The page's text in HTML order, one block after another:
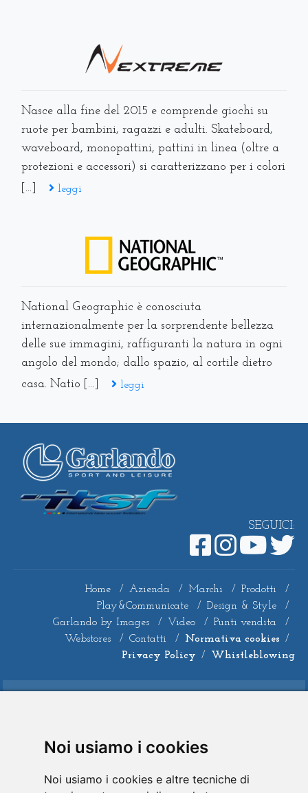
Noi usiamo i cookies
Noi usiamo i cookies e altre tecniche di
Nasce alla fine del 2015 e comprende giochi su
ruote per bambini, ragazzi e adulti. Skateboard,
waveboard, monopattini, pattini in linea (oltre a
protezioni e accessori) si caratterizzano per i colori
[...]
leggi
National Geographic è conosciuta
internazionalmente per la sorprendente bellezza
delle sue immagini, raffiguranti la natura in ogni
angolo del mondo; dallo spazio, al cortile dietro
casa. Natio [...]
leggi
SEGUICI:
Home / Azienda / Marchi / Prodotti
/
Play&Communicate
/ Design & Style
/
Garlando by Images
/ Video / Punti vendita
/
Webstores
/ Contatti / Normativa cookies /
Privacy Policy / Whistleblowing
Alessandria - REA 138588 - Capitale Sociale €
2.035.000,00 interamente versato